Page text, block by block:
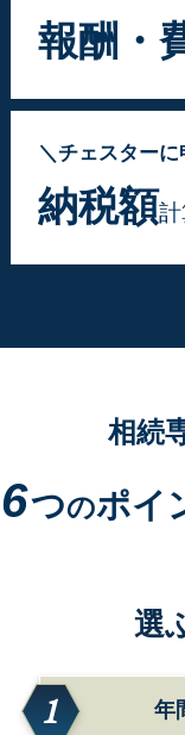
報酬・
＼チェスター
納税額
相続
6つのポイ
選
1 年